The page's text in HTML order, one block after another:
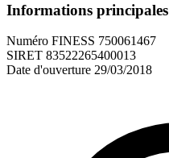
Informations principales
Numéro FINESS 750061467
SIRET 83522265400013
Date d'ouverture 29/03/2018